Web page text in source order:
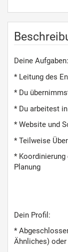
Deine Aufgaben:
* Leitung des
* Du
* Du arbeitest
* Website und
* Teilweise
*
Planung
Dein Profil:
*
Ähnliches)